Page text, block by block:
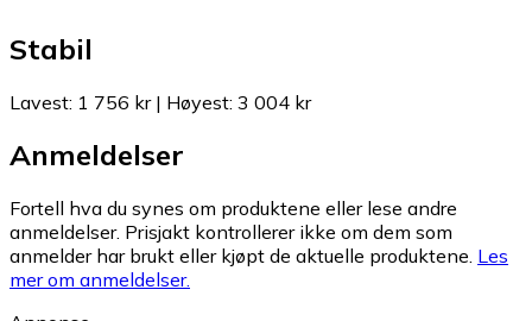
Stabil
Lavest: 1 756 kr| Høyest: 3 004 kr
Anmeldelser
Fortell hva du synes om produktene eller lese andre
anmeldelser. Prisjakt kontrollerer ikke om dem som
anmelder har brukt eller kjøpt de aktuelle produktene. Les
mer om anmeldelser.